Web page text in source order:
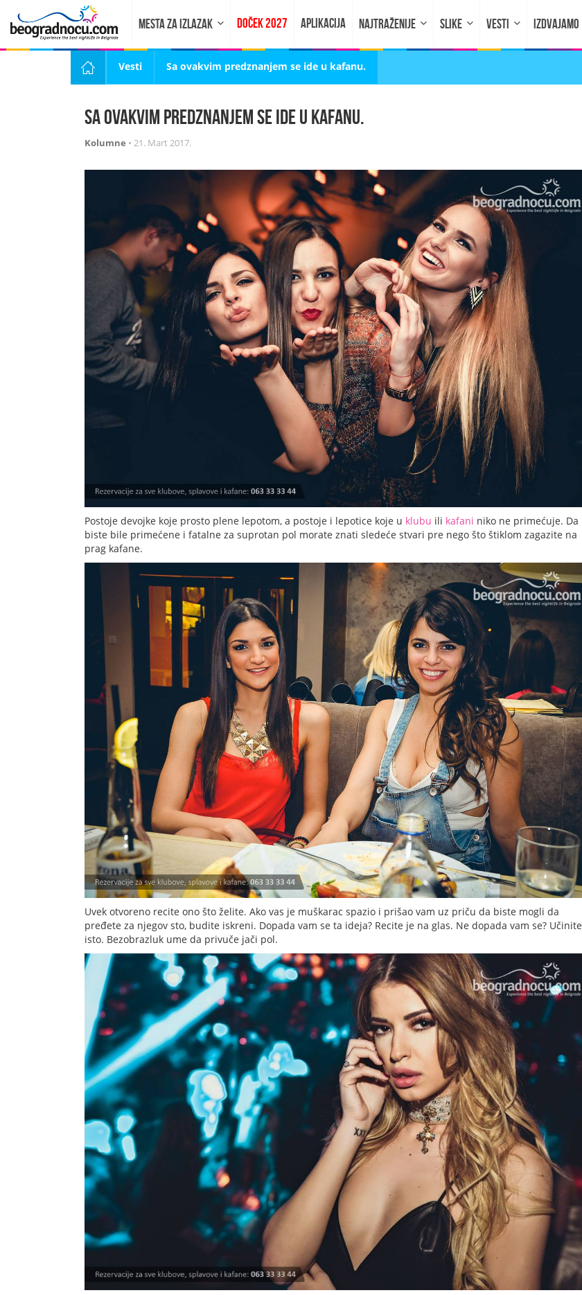
MESTA ZA IZLAZAK DOČEK 2027 APLIKACIJA NAJTRAŽENIJE SLIKE VESTI IZDVAJAMO
Vesti Sa ovakvim predznanjem se ide u kafanu.
Sa ovakvim predznanjem se ide u kafanu.
Kolumne • 21. Mart 2017.
Postoje devojke koje prosto plene lepotom, a postoje i lepotice koje u klubu ili kafani niko ne primećuje. Da
biste bile primećene i fatalne za suprotan pol morate znati sledeće stvari pre nego što štiklom zagazite na
prag kafane.
Uvek otvoreno recite ono što želite. Ako vas je muškarac spazio i prišao vam uz priču da biste mogli da
pređete za njegov sto, budite iskreni. Dopada vam se ta ideja? Recite je na glas. Ne dopada vam se? Učinite
isto. Bezobrazluk ume da privuče jači pol.